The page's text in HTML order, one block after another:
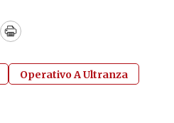
Print
Operativo A Ultranza